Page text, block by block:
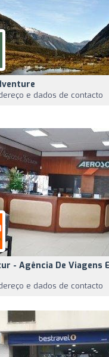
e dados de contacto
- Agência De Viagens
e dados de contacto